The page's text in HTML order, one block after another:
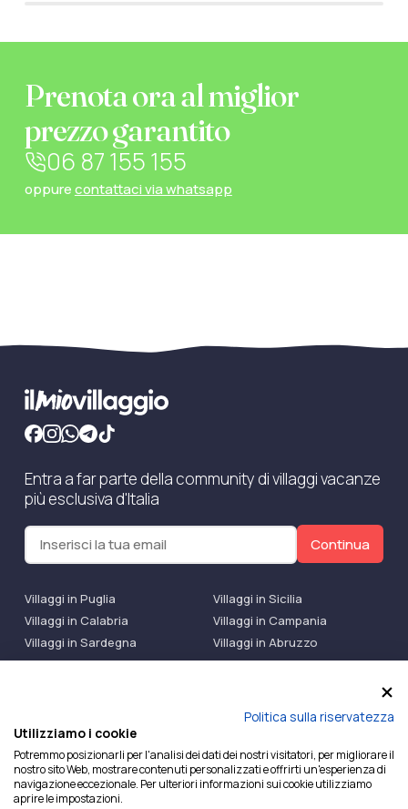
Prenota ora al miglior
prezzo garantito
06 87 155 155
oppurecontattaci via whatsapp
Entra a far parte della community di villaggi vacanze
più esclusiva d'Italia
Continua
Villaggi in Puglia
Villaggi in Sicilia
Villaggi in Calabria
Villaggi in Campania
Villaggi in Sardegna
Villaggi in Abruzzo
Villaggi Bluserena
Villaggi TH Resort
Ilmiovillaggio è un marchio di Ekiwi S.r.l.
Licenza Agenzia Viaggi e Turismo n° 2015/0133251 del
26/02/2015 e coperta da RC per Agenzia di Viaggi n°
OX00081147 REVO Specialty LiabilityXTravel Agencies.
Politica sulla riservatezza
Utilizziamo i cookie
Potremmo posizionarli per l'analisi dei dati dei nostri visitatori, per migliorare il
nostro sito Web, mostrare contenuti personalizzati e offrirti un'esperienza di
navigazione eccezionale. Per ulteriori informazioni sui cookie utilizziamo
aprire le impostazioni.